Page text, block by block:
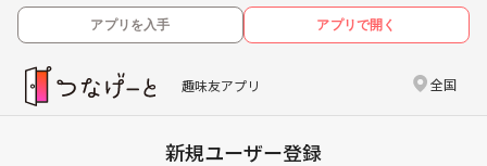
アプリを入手 アプリで開く
趣味友アプリ 全国
新規ユーザー登録